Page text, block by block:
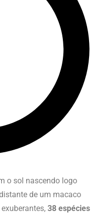
o sol nascendo logo
de um macaco
38 espécies